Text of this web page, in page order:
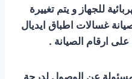
للجهاز و يتم تغييرة
غسالات اطباق ايديال
ارقام الصيانة .